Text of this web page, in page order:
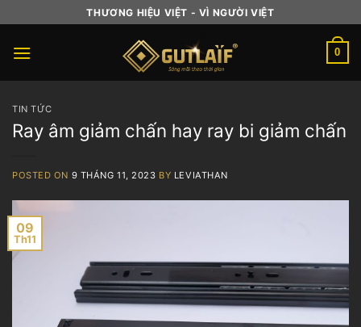
to
content
THƯƠNG HIỆU VIỆT - VÌ NGƯỜI VIỆT
0
TIN TỨC
Ray âm giảm chấn hay ray bi giảm chấn
POSTED ON 9 THÁNG 11, 2023 BY LEVIATHAN
09
Th11